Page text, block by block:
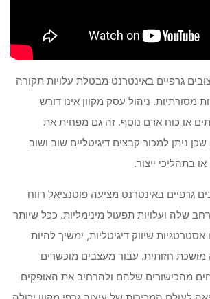
גרפיים באינטרנט מבטלת עלויות תקורה
מסורתיות. ניהול עסק מקוון אינו דורש
או כוח אדם נוסף. זה גם מפחית את
ניתן למכור קבצים דיגיטליים שוב ושוב
בתהליכי ייצור.
גרפיים באינטרנט מציעה פוטנציאל רווח
שלה ועלויות תפעול מינימליות. ככל שיותר
שיווק דיגיטליות, ימשיך להיות
מושכת חזותית. עבור מעצבים מוכשרים
מהכישורים שלהם ולהרחיב את האופקים